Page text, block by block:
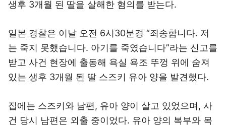
생후 3개월 된 딸을 살해한 혐의를 받는다.
일본 경찰은 이날 오전 6시30분경 “죄송합니다. 저
는 죽지 못했습니다. 아기를 죽였습니다”라는 신고를
받고 사건 현장에 출동해 욕실 욕조 뚜껑 위에 숨져
있는 생후 3개월 된 딸 스즈키 유아 양을 발견했다.
집에는 스즈키와 남편, 유아 양이 살고 있었으며, 사
건 당시 남편은 외출 중이었다. 유아 양의 복부와 목